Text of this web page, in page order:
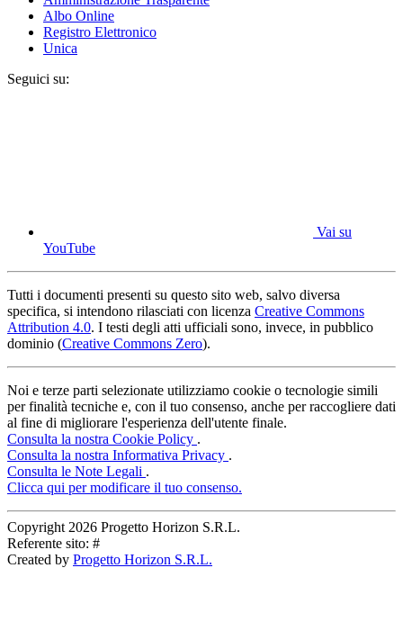
Albo Online
Registro Elettronico
Unica
Seguici su:
Vai su
YouTube
Tutti i documenti presenti su questo sito web, salvo diversa
specifica, si intendono rilasciati con licenza Creative Commons
Attribution 4.0. I testi degli atti ufficiali sono, invece, in pubblico
dominio (Creative Commons Zero).
Noi e terze parti selezionate utilizziamo cookie o tecnologie simili
per finalità tecniche e, con il tuo consenso, anche per raccogliere dati
al fine di migliorare l'esperienza dell'utente finale.
Consulta la nostra Cookie Policy .
Consulta la nostra Informativa Privacy .
Consulta le Note Legali .
Clicca qui per modificare il tuo consenso.
Copyright 2026 Progetto Horizon S.R.L.
Referente sito: #
Created by Progetto Horizon S.R.L.